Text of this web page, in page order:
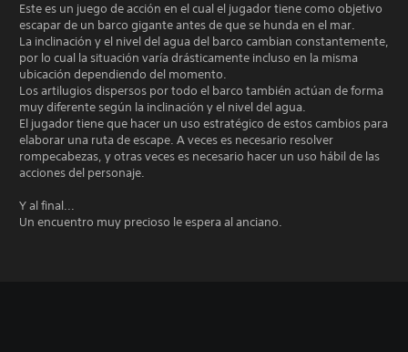
Este es un juego de acción en el cual el jugador tiene como objetivo
escapar de un barco gigante antes de que se hunda en el mar.
La inclinación y el nivel del agua del barco cambian constantemente,
por lo cual la situación varía drásticamente incluso en la misma
ubicación dependiendo del momento.
Los artilugios dispersos por todo el barco también actúan de forma
muy diferente según la inclinación y el nivel del agua.
El jugador tiene que hacer un uso estratégico de estos cambios para
elaborar una ruta de escape. A veces es necesario resolver
rompecabezas, y otras veces es necesario hacer un uso hábil de las
acciones del personaje.
Y al final...
Un encuentro muy precioso le espera al anciano.